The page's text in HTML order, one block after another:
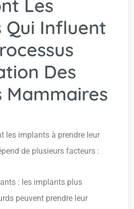
Les
Qui Influent
Des
Mammaires
les implants à prendre leur
de plusieurs facteurs :
: les implants plus
peuvent prendre leur